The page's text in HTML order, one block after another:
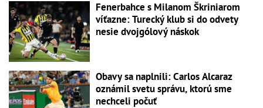
Fenerbahce s Milanom Škriniarom
víťazne: Turecký klub si do odvety
nesie dvojgólový náskok
Obavy sa naplnili: Carlos Alcaraz
oznámil svetu správu, ktorú sme
nechceli počuť